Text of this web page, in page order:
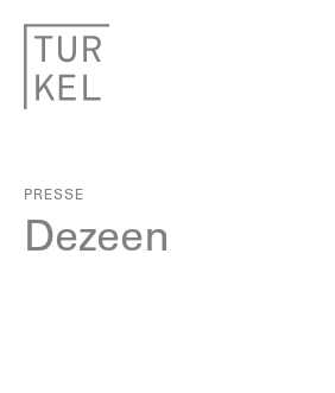
PRESSE
Dezeen